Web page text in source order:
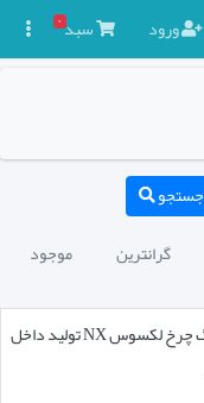
ورود سبد۰
جستجو
گرانترین موجود
قفل رینگ چرخ لکسوس NX تولید داخل